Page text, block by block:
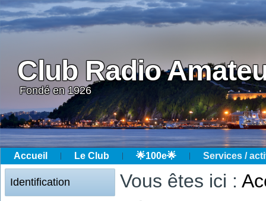
Club Radio
Fondé en 1926
Accueil Le Club 🌟100e🌟 Services /
Identification
Année
précédente
Mois
précédent
Année
suivante
Mois
suivant
Vous êtes ici :